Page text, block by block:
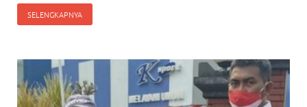
SELENGKAPNYA